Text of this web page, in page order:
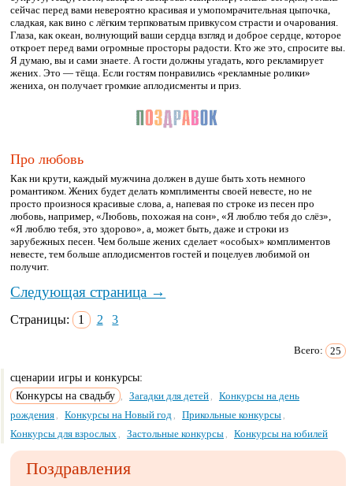
сейчас перед вами невероятно красивая и умопомрачительная цыпочка,
сладкая, как вино с лёгким терпковатым привкусом страсти и очарования.
Глаза, как океан, волнующий ваши сердца взгляд и доброе сердце, которое
откроет перед вами огромные просторы радости. Кто же это, спросите вы.
Я думаю, вы и сами знаете. А гости должны угадать, кого рекламирует
жених. Это — тёща. Если гостям понравились «рекламные ролики»
жениха, он получает громкие аплодисменты и приз.
Про любовь
Как ни крути, каждый мужчина должен в душе быть хоть немного
романтиком. Жених будет делать комплименты своей невесте, но не
просто произнося красивые слова, а, напевая по строке из песен про
любовь, например, «Любовь, похожая на сон», «Я люблю тебя до слёз»,
«Я люблю тебя, это здорово», а, может быть, даже и строки из
зарубежных песен. Чем больше жених сделает «особых» комплиментов
невесте, тем больше аплодисментов гостей и поцелуев любимой он
получит.
Следующая страница →
Страницы: 1 2 3
Всего: 25
сценарии игры и конкурсы:
Конкурсы на свадьбу
Загадки для детей
Конкурсы на день
рождения
Конкурсы на Новый год Прикольные конкурсы
Конкурсы для взрослых Застольные конкурсы Конкурсы на юбилей
Поздравления